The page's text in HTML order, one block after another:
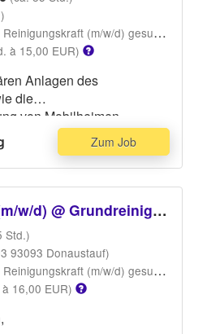
(m/w/d) gesucht)
à 15,00 EUR)
Anlagen des
die
von Mobilheimen.
Zum Job
Reinigungskraft (m/w/d) @ Grundreinigung Sporthalle Donaustauf
Std.)
93093 Donaustauf)
(m/w/d) gesucht)
16,00 EUR)